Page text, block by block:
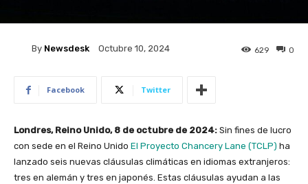
By Newsdesk Octubre 10, 2024 0
629
Facebook Twitter
Londres, Reino Unido, 8 de octubre de 2024: Sin fines de lucro
con sede en el Reino Unido El Proyecto Chancery Lane (TCLP) ha
lanzado seis nuevas cláusulas climáticas en idiomas extranjeros:
tres en alemán y tres en japonés. Estas cláusulas ayudan a las